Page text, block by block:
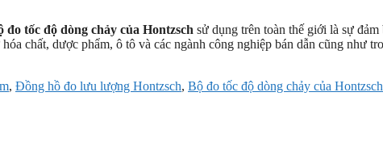
đo tốc độ dòng chảy của Hontzsch sử dụng trên toàn thế giới là sự
chất, dược phẩm, ô tô và các ngành công nghiệp bán dẫn cũng như
, Đồng hồ đo lưu lượng Hontzsch, Bộ đo tốc độ dòng chảy của Hontzsch